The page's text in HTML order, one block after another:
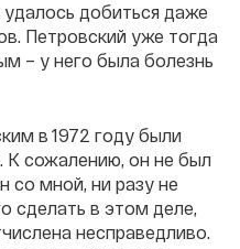
добиться даже
Петровский уже тогда
– у него была болезнь
в 1972 году были
К сожалению, он не был
со мной, ни разу не
сделать в этом деле,
несправедливо.